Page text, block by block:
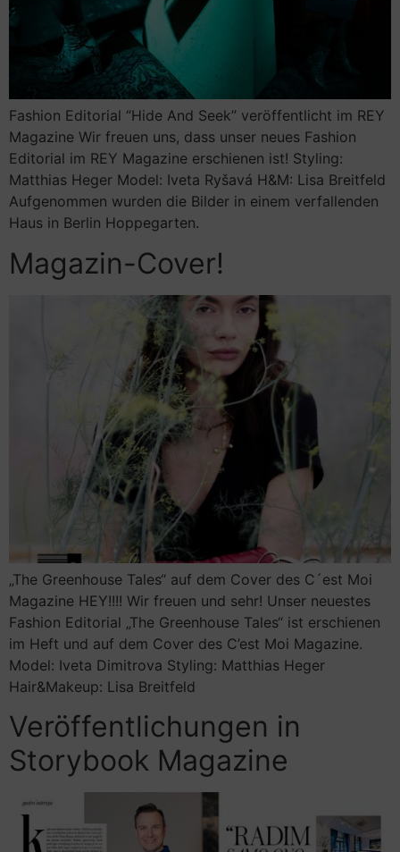
Fashion Editorial “Hide And Seek” veröffentlicht im REY
Magazine​ Wir freuen uns, dass unser neues Fashion
Editorial im REY Magazine erschienen ist! Styling:
Matthias Heger Model: Iveta Ryšavá H&M: Lisa Breitfeld
Aufgenommen wurden die Bilder in einem verfallenden
Haus in Berlin Hoppegarten.
Magazin-Cover!
„The Greenhouse Tales“ auf dem Cover des C´est Moi
Magazine HEY!!!! Wir freuen und sehr! Unser neuestes
Fashion Editorial „The Greenhouse Tales“ ist erschienen
im Heft und auf dem Cover des C’est Moi Magazine.
Model: Iveta Dimitrova Styling: Matthias Heger
Hair&Makeup: Lisa Breitfeld
Veröffentlichungen in
Storybook Magazine